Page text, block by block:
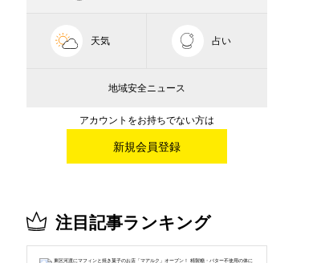
天気 占い
地域安全ニュース
アカウントをお持ちでない方は
新規会員登録
注目記事ランキング